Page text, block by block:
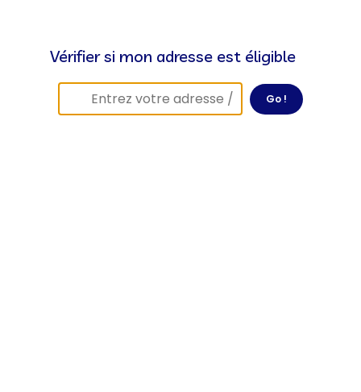
Vérifier si mon adresse est éligible